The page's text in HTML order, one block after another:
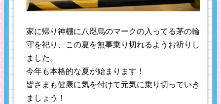
家に帰り神棚に八咫烏のマークの入ってる茅の輪
守を祀り、この夏を無事乗り切れるようお祈りし
ました。
今年も本格的な夏が始まります！
皆さまも健康に気を付けて元気に乗り切っていき
ましょう！